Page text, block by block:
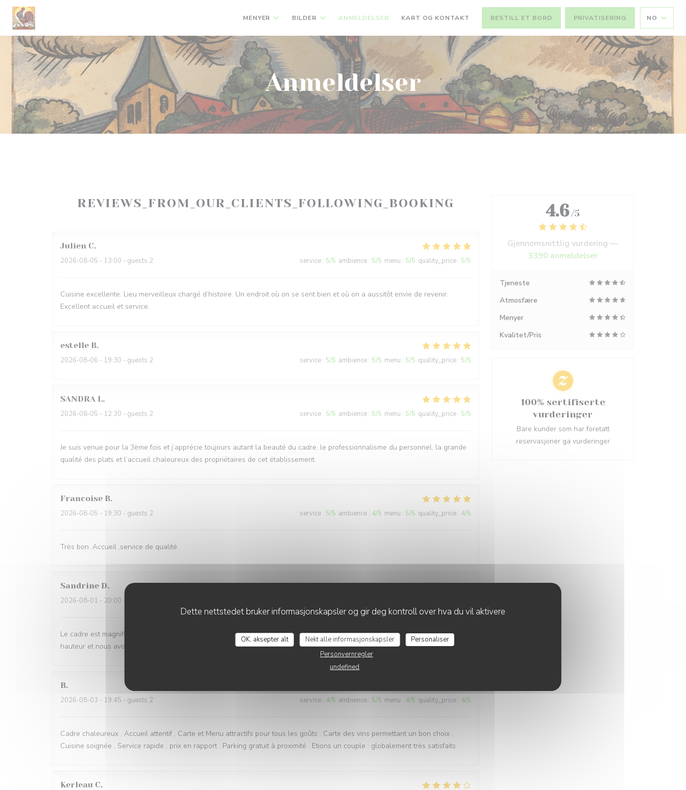
Panel for informasjonskapsler
Dette nettstedet bruker informasjonskapsler og gir deg kontroll over hva du vil aktivere
OK, aksepter alt Nekt alle informasjonskapsler
Personaliser
Personvernregler
undefined
MENYER BILDER ANMELDELSER KART OG KONTAKT BESTILL ET BORD PRIVATISERING NO
Anmeldelser
REVIEWS_FROM_OUR_CLIENTS_FOLLOWING_BOOKING
Julien C
2026-08-05 - 13:00 - guests 2 service : 5/5 ambience : 5/5 menu : 5/5 quality_price : 5/5
Cuisine excellente. Lieu merveilleux chargé d’histoire. Un endroit où on se sent bien et où on a aussitôt envie de revenir.
Excellent accueil et service.
estelle B
2026-08-06 - 19:30 - guests 2 service : 5/5 ambience : 5/5 menu : 5/5 quality_price : 5/5
SANDRA L
2026-08-05 - 12:30 - guests 2 service : 5/5 ambience : 5/5 menu : 5/5 quality_price : 5/5
Je suis venue pour la 3ème fois et j’apprécie toujours autant la beauté du cadre, le professionnalisme du personnel, la grande
qualité des plats et l’accueil chaleureux des propriétaires de cet établissement.
Francoise B
2026-08-05 - 19:30 - guests 2 service : 5/5 ambience : 4/5 menu : 5/5 quality_price : 4/5
Très bon .Accueil ,service de qualité.
Sandrine D
2026-08-01 - 20:00 - guests 5
Le cadre est magnifique, dehors comme à l'intérieur et le service est attentionné. Toutefois, la cuisine n'est pas (plus) à la
hauteur et nous avons eu des changement de plats de la formule sans nous prévenir avant de nous apporter les assiettes.
B
2026-08-03 - 19:45 - guests 2 service : 4/5 ambience : 5/5 menu : 4/5 quality_price : 4/5
Cadre chaleureux , Accueil attentif , Carte et Menu attractifs pour tous les goûts , Carte des vins permettant un bon choix ,
Cuisine soignée , Service rapide , prix en rapport . Parking gratuit à proximité . Etions un couple : globalement très satisfaits .
Kerleau C
4.6 /5
Gjennomsnittlig vurdering —
3390 anmeldelser
Tjeneste
Atmosfære
Menyer
Kvalitet/Pris
100% sertifiserte
vurderinger
Bare kunder som har foretatt
reservasjoner ga vurderinger